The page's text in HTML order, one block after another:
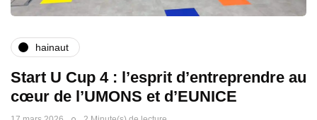
hainaut
Start U Cup 4 : l’esprit d’entreprendre au
cœur de l’UMONS et d’EUNICE